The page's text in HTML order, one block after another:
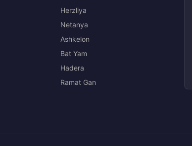
Herzliya
Netanya
Ashkelon
Bat Yam
Hadera
Ramat Gan